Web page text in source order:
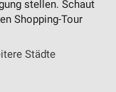
stellen. Schaut
Shopping-Tour
Städte